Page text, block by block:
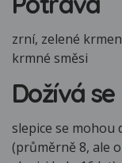
zrní, zelené
krmné směsi
Dožívá se
slepice se mohou
(průměrně 8, ale